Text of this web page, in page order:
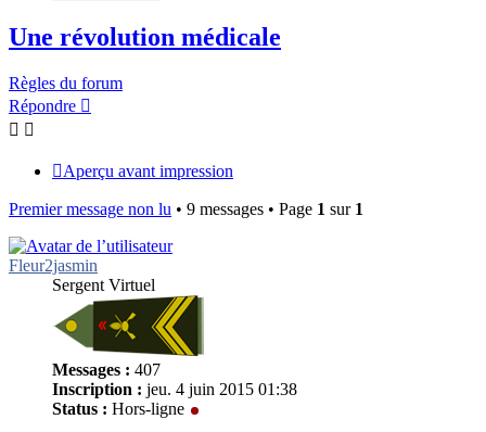
Une révolution médicale
Règles du forum
Répondre
Aperçu avant impression
Premier message non lu • 9 messages • Page 1 sur 1
Fleur2jasmin
Sergent Virtuel
Messages : 407
Inscription : jeu. 4 juin 2015 01:38
Status : Hors-ligne